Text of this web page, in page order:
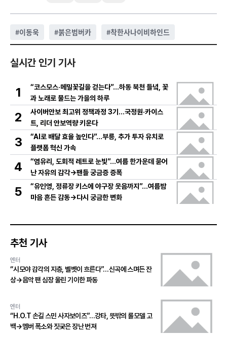
#이동욱 #붉은범버카 #착한사나이비하인드
실시간 인기 기사
1
“코스모스·메밀꽃길을 걷는다”…하동 북천 들녘, 꽃
과 노래로 물드는 가을의 하루
2
사이버안보 최고위 정책과정 3기…국정원·카이스
트, 리더 안보역량 키운다
3
“AI로 배달 효율 높인다”…부릉, 추가 투자 유치로
플랫폼 혁신 가속
4
“염유리, 도회적 레트로 눈빛”…여름 한가운데 묻어
난 자유의 감각→팬들 궁금증 증폭
5
“유인영, 정류장 키스에 야구장 웃음까지”…여름밤
마음 흔든 감동→다시 궁금한 변화
추천 기사
엔터
“시모야 감각의 지층, 벨벳이 흐른다”…신곡에 스며든 잔
상→음악 팬 심장 울린 기이한 파동
엔터
“H.O.T 손길 스민 사자보이즈”…강타, 뜻밖의 롤모델 고
백→멤버 폭소와 짓궂은 장난 번져